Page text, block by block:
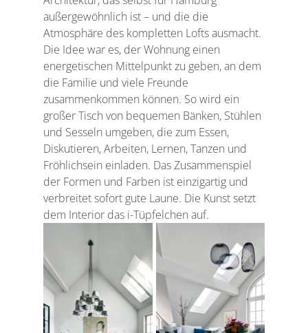
außergewöhnlich ist – und die die
Atmosphäre des kompletten Lofts ausmacht.
Die Idee war es, der Wohnung einen
energetischen Mittelpunkt zu geben, an dem
die Familie und viele Freunde
zusammenkommen können. So wird ein
großer Tisch von bequemen Bänken, Stühlen
und Sesseln umgeben, die zum Essen,
Diskutieren, Arbeiten, Lernen, Tanzen und
Fröhlichsein einladen. Das Zusammenspiel
der Formen und Farben ist einzigartig und
verbreitet sofort gute Laune. Die Kunst setzt
dem Interior das i-Tüpfelchen auf.